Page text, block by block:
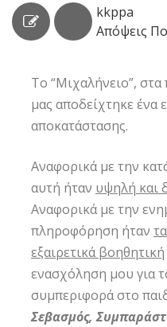
kkppa
Απόψεις
Το “Μιχαλήνειο”, στα
μας αποδείχτηκε ένα
αποκατάστασης.
Αναφορικά με την
αυτή ήταν υψηλή και
Αναφορικά με την
πληροφόρηση ήταν
εξαιρετικά βοηθητική
ενασχόληση μου για
συμπεριφορά στο
Σεβασμός,